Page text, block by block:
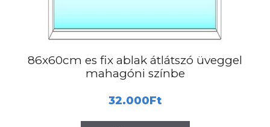
86x60cm es fix ablak átlátszó üveggel
mahagóni színbe
32.000Ft